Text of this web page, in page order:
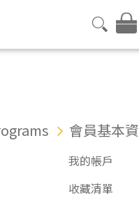
會員基本
我的帳戶
收藏清單